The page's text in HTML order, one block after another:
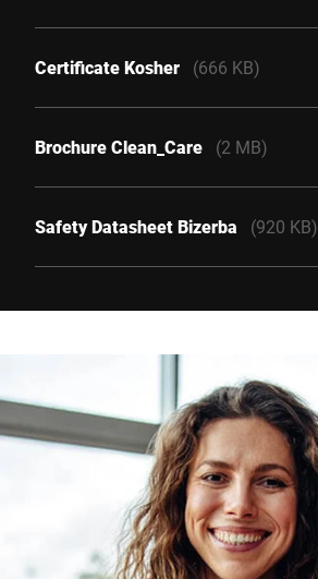
Certificate Kosher (666 KB)
Brochure Clean_Care (2 MB)
Safety Datasheet Bizerba (920 KB)